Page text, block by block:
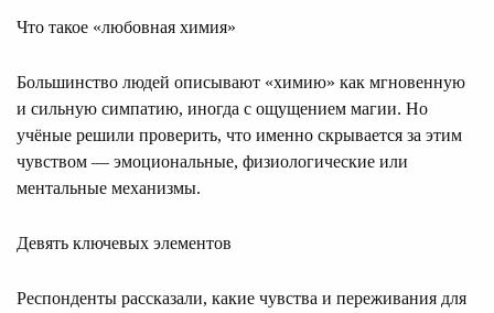
Что такое «любовная химия»
Большинство людей описывают «химию» как мгновенную
и сильную симпатию, иногда с ощущением магии. Но
учёные решили проверить, что именно скрывается за этим
чувством — эмоциональные, физиологические или
ментальные механизмы.
Девять ключевых элементов
Респонденты рассказали, какие чувства и переживания для